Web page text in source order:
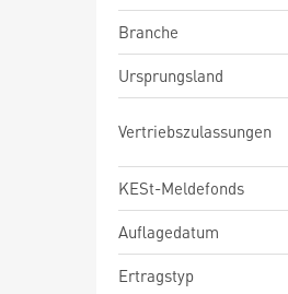
Branche
Ursprungsland
Vertriebszulassungen
KESt-Meldefonds
Auflagedatum
Ertragstyp